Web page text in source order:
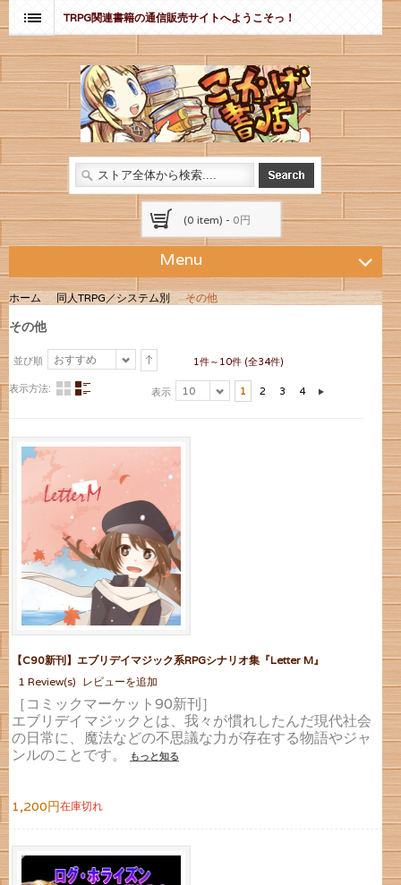
TRPG関連書籍の通信販売サイトへようこそっ！
(0 item) - 0円
Menu
ホーム 同人TRPG／システム別 その他
その他
並び順 おすすめ 1件～10件 (全34件)
表示方法: 表示 10 1 2 3 4
【C90新刊】エブリデイマジック系RPGシナリオ集『Letter M』
1 Review(s) レビューを追加
［コミックマーケット90新刊］
エブリデイマジックとは、我々が慣れしたんだ現代社会
の日常に、魔法などの不思議な力が存在する物語やジャ
ンルのことです。
もっと知る
1,200円在庫切れ